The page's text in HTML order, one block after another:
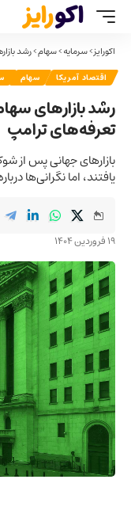
اکورایز>سرمایه>سهام>رشد
اقتصاد آمریکا سهام
رشد بازارهای
تعرفه‌های ترامپ
بازارهای جهانی پس از
یافتند، اما نگرانی‌ها
19 فروردین 1404